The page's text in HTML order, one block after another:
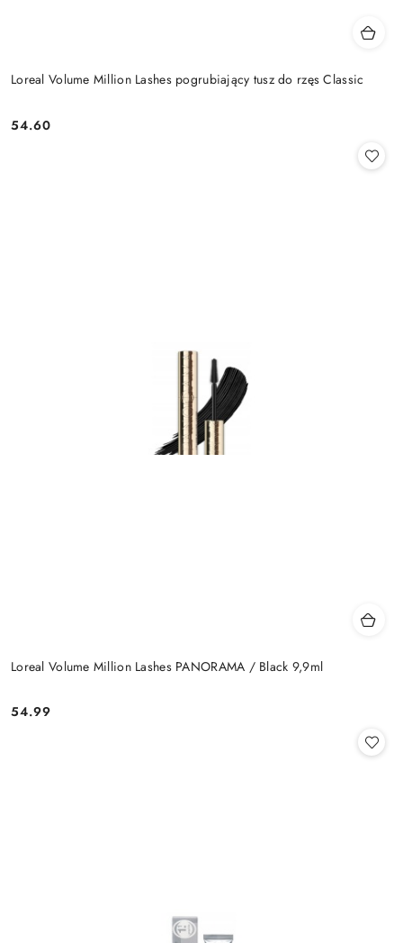
Loreal Volume Million Lashes pogrubiający tusz do rzęs Classic
Cena:
54.60
Loreal Volume Million Lashes PANORAMA / Black 9,9ml
Cena:
54.99